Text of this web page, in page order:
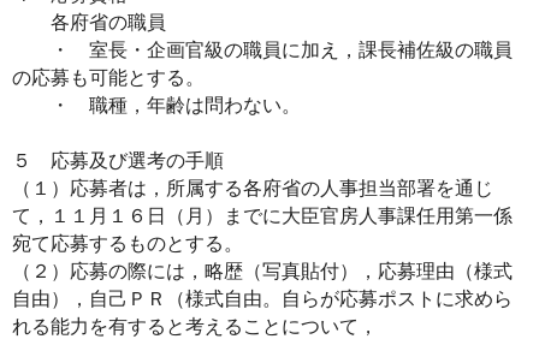
各府省の職員
・ 室長・企画官級の職員に加え，課長補佐級の職員
の応募も可能とする。
・ 職種，年齢は問わない。
５ 応募及び選考の手順
（１）応募者は，所属する各府省の人事担当部署を通じ
て，１１月１６日（月）までに大臣官房人事課任用第一係
宛て応募するものとする。
（２）応募の際には，略歴（写真貼付），応募理由（様式
自由），自己ＰＲ（様式自由。自らが応募ポストに求めら
れる能力を有すると考えることについて，